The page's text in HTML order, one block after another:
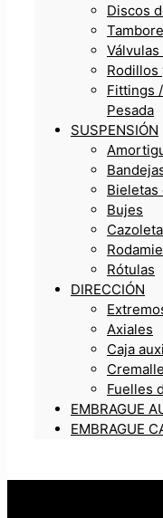
Discos
Rodillos
Fittings
Pesada
SUSPENSIÓN
Bieletas
Bujes
Rótulas
DIRECCIÓN
Axiales
Caja
Fuelles
EMBRAGUE
EMBRAGUE